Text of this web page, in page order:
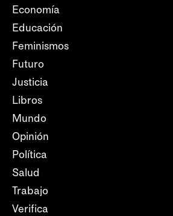
Economía
Educación
Feminismos
Futuro
Justicia
Libros
Mundo
Opinión
Política
Salud
Trabajo
Verifica